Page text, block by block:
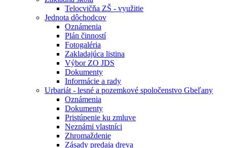
Telocvičňa ZŠ - využitie
Jednota dôchodcov
Oznámenia
Plán činností
Fotogaléria
Zakladajúca listina
Výbor ZO JDS
Dokumenty
Informácie a rady
Urbariát - lesné a pozemkové spoločenstvo Gbeľany
Oznámenia
Dokumenty
Pristúpenie ku zmluve
Neznámi vlastníci
Zhromaždenie
Zásady predaja dreva